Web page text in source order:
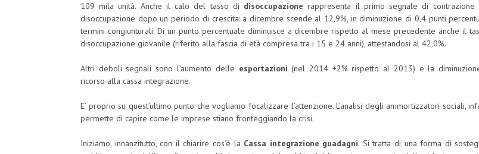
109 mila unità. Anche il calo del tasso di disoccupazione rappresenta il primo segnale di contrazione
disoccupazione dopo un periodo di crescita: a dicembre scende al 12,9%, in diminuzione di 0,4 punti
termini congiunturali. Di un punto percentuale diminuisce a dicembre rispetto al mese precedente anche il
disoccupazione giovanile (riferito alla fascia di età compresa tra i 15 e 24 anni), attestandosi al 42,0%.
Altri deboli segnali sono l’aumento delle esportazioni (nel 2014 +2% rispetto al 2013) e la
ricorso alla cassa integrazione.
E’ proprio su quest’ultimo punto che vogliamo focalizzare l’attenzione. L’analisi degli ammortizzatori sociali,
permette di capire come le imprese stiano fronteggiando la crisi.
Iniziamo, innanzitutto, con il chiarire cos’è la Cassa integrazione guadagni. Si tratta di una forma di